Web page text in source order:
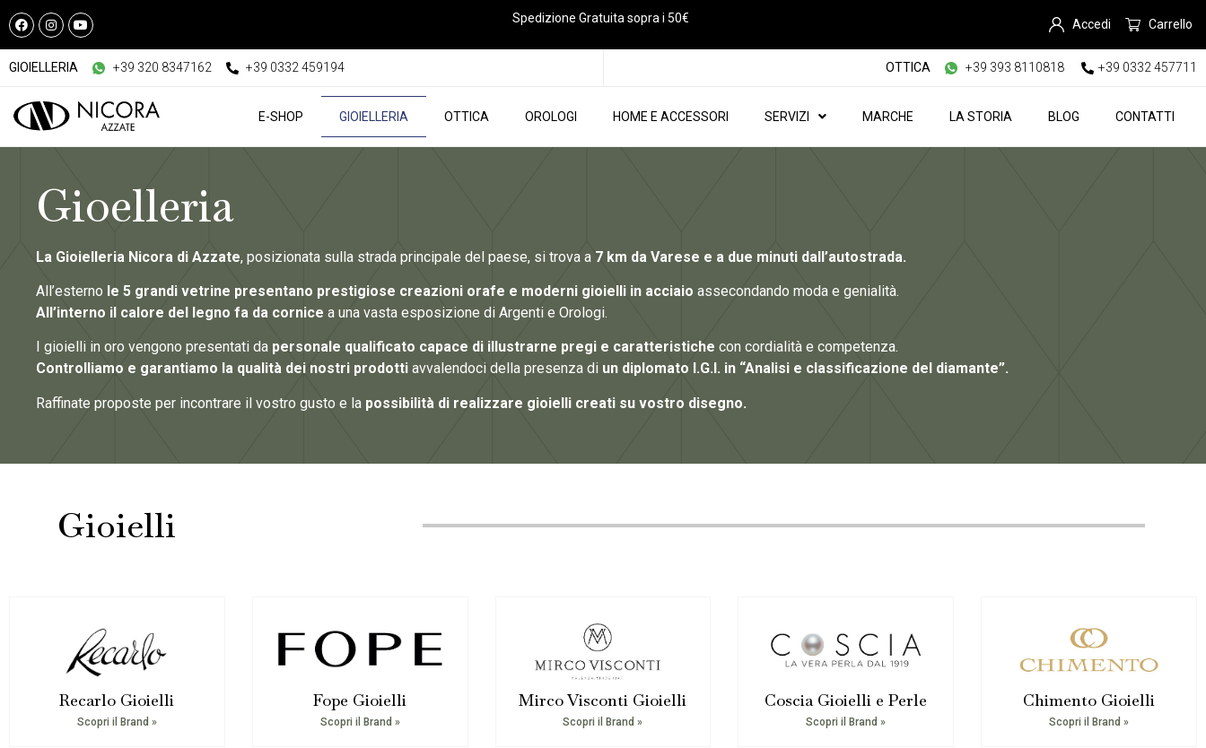
Spedizione Gratuita sopra i 50€ Accedi Carrello
GIOIELLERIA +39 320 8347162 +39 0332 459194 OTTICA +39 393 8110818 +39 0332 457711
E-SHOP GIOIELLERIA OTTICA OROLOGI HOME E ACCESSORI SERVIZI MARCHE LA STORIA BLOG CONTATTI
Gioelleria
La Gioielleria Nicora di Azzate, posizionata sulla strada principale del paese, si trova a 7 km da Varese e a due minuti dall’autostrada.
All’esterno le 5 grandi vetrine presentano prestigiose creazioni orafe e moderni gioielli in acciaio assecondando moda e genialità.
All’interno il calore del legno fa da cornice a una vasta esposizione di Argenti e Orologi.
I gioielli in oro vengono presentati da personale qualificato capace di illustrarne pregi e caratteristiche con cordialità e competenza.
Controlliamo e garantiamo la qualità dei nostri prodotti avvalendoci della presenza di un diplomato I.G.I. in “Analisi e classificazione del diamante”.
Raffinate proposte per incontrare il vostro gusto e la possibilità di realizzare gioielli creati su vostro disegno.
Gioielli
Recarlo Gioielli
Scopri il Brand »
Fope Gioielli
Scopri il Brand »
Mirco Visconti Gioielli
Scopri il Brand »
Coscia Gioielli e Perle
Scopri il Brand »
Chimento Gioielli
Scopri il Brand »